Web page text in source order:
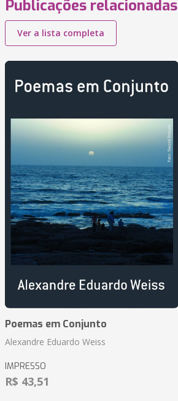
Publicações relacionadas
Ver a lista completa
Poemas em Conjunto
Alexandre Eduardo Weiss
IMPRESSO
R$ 43,51